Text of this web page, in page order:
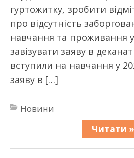
гуртожитку, зробити
про відсутність
навчання та проживання
завізувати заяву в
вступили на навчання у
заяву в […]
Новини
Читати »